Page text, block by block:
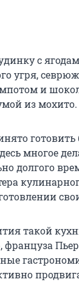
с
угря,
и
из мохито.
многое
долгого
такой